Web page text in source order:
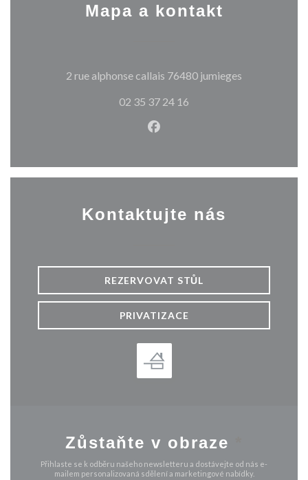
Mapa a kontakt
2 rue alphonse callais 76480 jumieges
02 35 37 24 16
Facebook ((otevře se v
Kontaktujte nás
REZERVOVAT STŮL
PRIVATIZACE
Zůstaňte v obraze
Přihlaste se k odběru našeho newsletteru a dostávejte od nás e-
mailem personalizovaná sdělení a marketingové nabídky.